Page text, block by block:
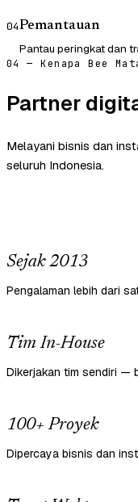
04Pemantauan
Pantau peringkat dan
04 — Kenapa Bee
Partner
Melayani bisnis dan
seluruh Indonesia.
Sejak 2013
Pengalaman lebih dari
Tim In-House
Dikerjakan tim sendiri —
100+ Proyek
Dipercaya bisnis dan